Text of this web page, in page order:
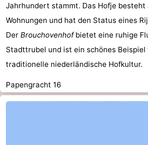
Jahrhundert stammt. Das Hofje besteht
Wohnungen und hat den Status eines
Der Brouchovenhofbietet eine ruhige
Stadttrubel und ist ein schönes Beispiel
traditionelle niederländische Hofkultur.
Papengracht 16